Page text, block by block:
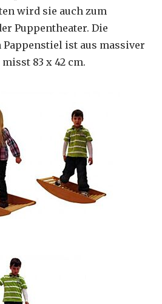
wird sie auch zum
Puppentheater. Die
ist aus massiver
83 x 42 cm.